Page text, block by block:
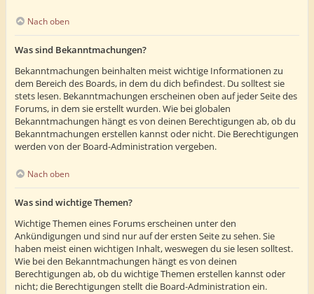
Nach oben
Was sind Bekanntmachungen?
Bekanntmachungen beinhalten meist wichtige Informationen zu
dem Bereich des Boards, in dem du dich befindest. Du solltest sie
stets lesen. Bekanntmachungen erscheinen oben auf jeder Seite des
Forums, in dem sie erstellt wurden. Wie bei globalen
Bekanntmachungen hängt es von deinen Berechtigungen ab, ob du
Bekanntmachungen erstellen kannst oder nicht. Die Berechtigungen
werden von der Board-Administration vergeben.
Nach oben
Was sind wichtige Themen?
Wichtige Themen eines Forums erscheinen unter den
Ankündigungen und sind nur auf der ersten Seite zu sehen. Sie
haben meist einen wichtigen Inhalt, weswegen du sie lesen solltest.
Wie bei den Bekanntmachungen hängt es von deinen
Berechtigungen ab, ob du wichtige Themen erstellen kannst oder
nicht; die Berechtigungen stellt die Board-Administration ein.